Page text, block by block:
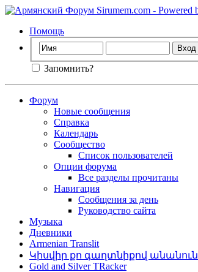
Помощь
Запомнить?
Форум
Новые сообщения
Справка
Календарь
Сообщество
Список пользователей
Опции форума
Все разделы прочитаны
Навигация
Сообщения за день
Руководство сайта
Музыка
Дневники
Armenian Translit
Կիսվիր քո գաղտնիքով անանուն
Gold and Silver TRacker